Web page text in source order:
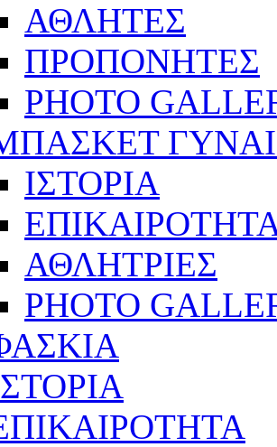
ΑΘΛΗΤΕΣ
ΠΡΟΠΟΝΗΤΕΣ
PHOTO
ΙΣΤΟΡΙΑ
ΑΘΛΗΤΡΙΕΣ
PHOTO